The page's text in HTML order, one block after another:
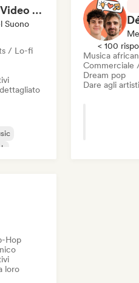
Bryan Sammis - Video Feedback
Suono
/ Lo-fi
< 100
Musica
Commerciale
Dream pop
Dare agli
Hop
loro